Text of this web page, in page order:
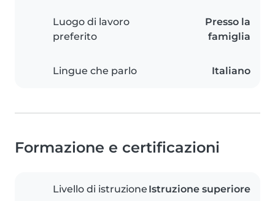
Luogo di lavoro
preferito
Presso la
famiglia
Lingue che parlo Italiano
Formazione e certificazioni
Livello di istruzione Istruzione superiore